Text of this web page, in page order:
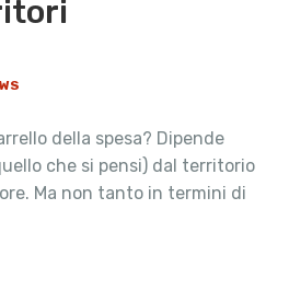
della spesa? Dipende
che si pensi) dal territorio
Ma non tanto in termini di